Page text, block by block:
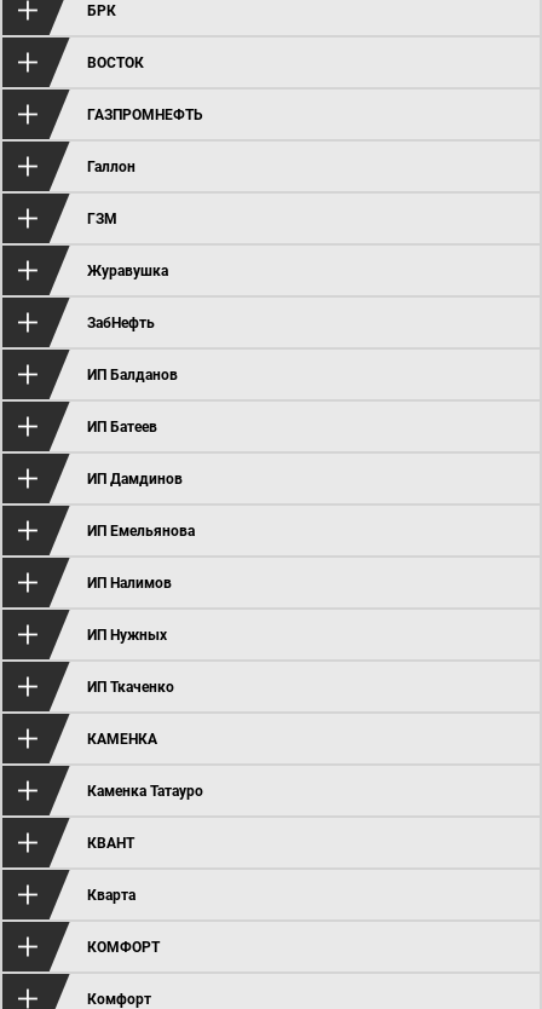
БРК
ВОСТОК
ГАЗПРОМНЕФТЬ
Галлон
ГЗМ
Журавушка
ЗабНефть
ИП Балданов
ИП Батеев
ИП Дамдинов
ИП Емельянова
ИП Налимов
ИП Нужных
ИП Ткаченко
КАМЕНКА
Каменка Татауро
КВАНТ
Кварта
КОМФОРТ
Комфорт